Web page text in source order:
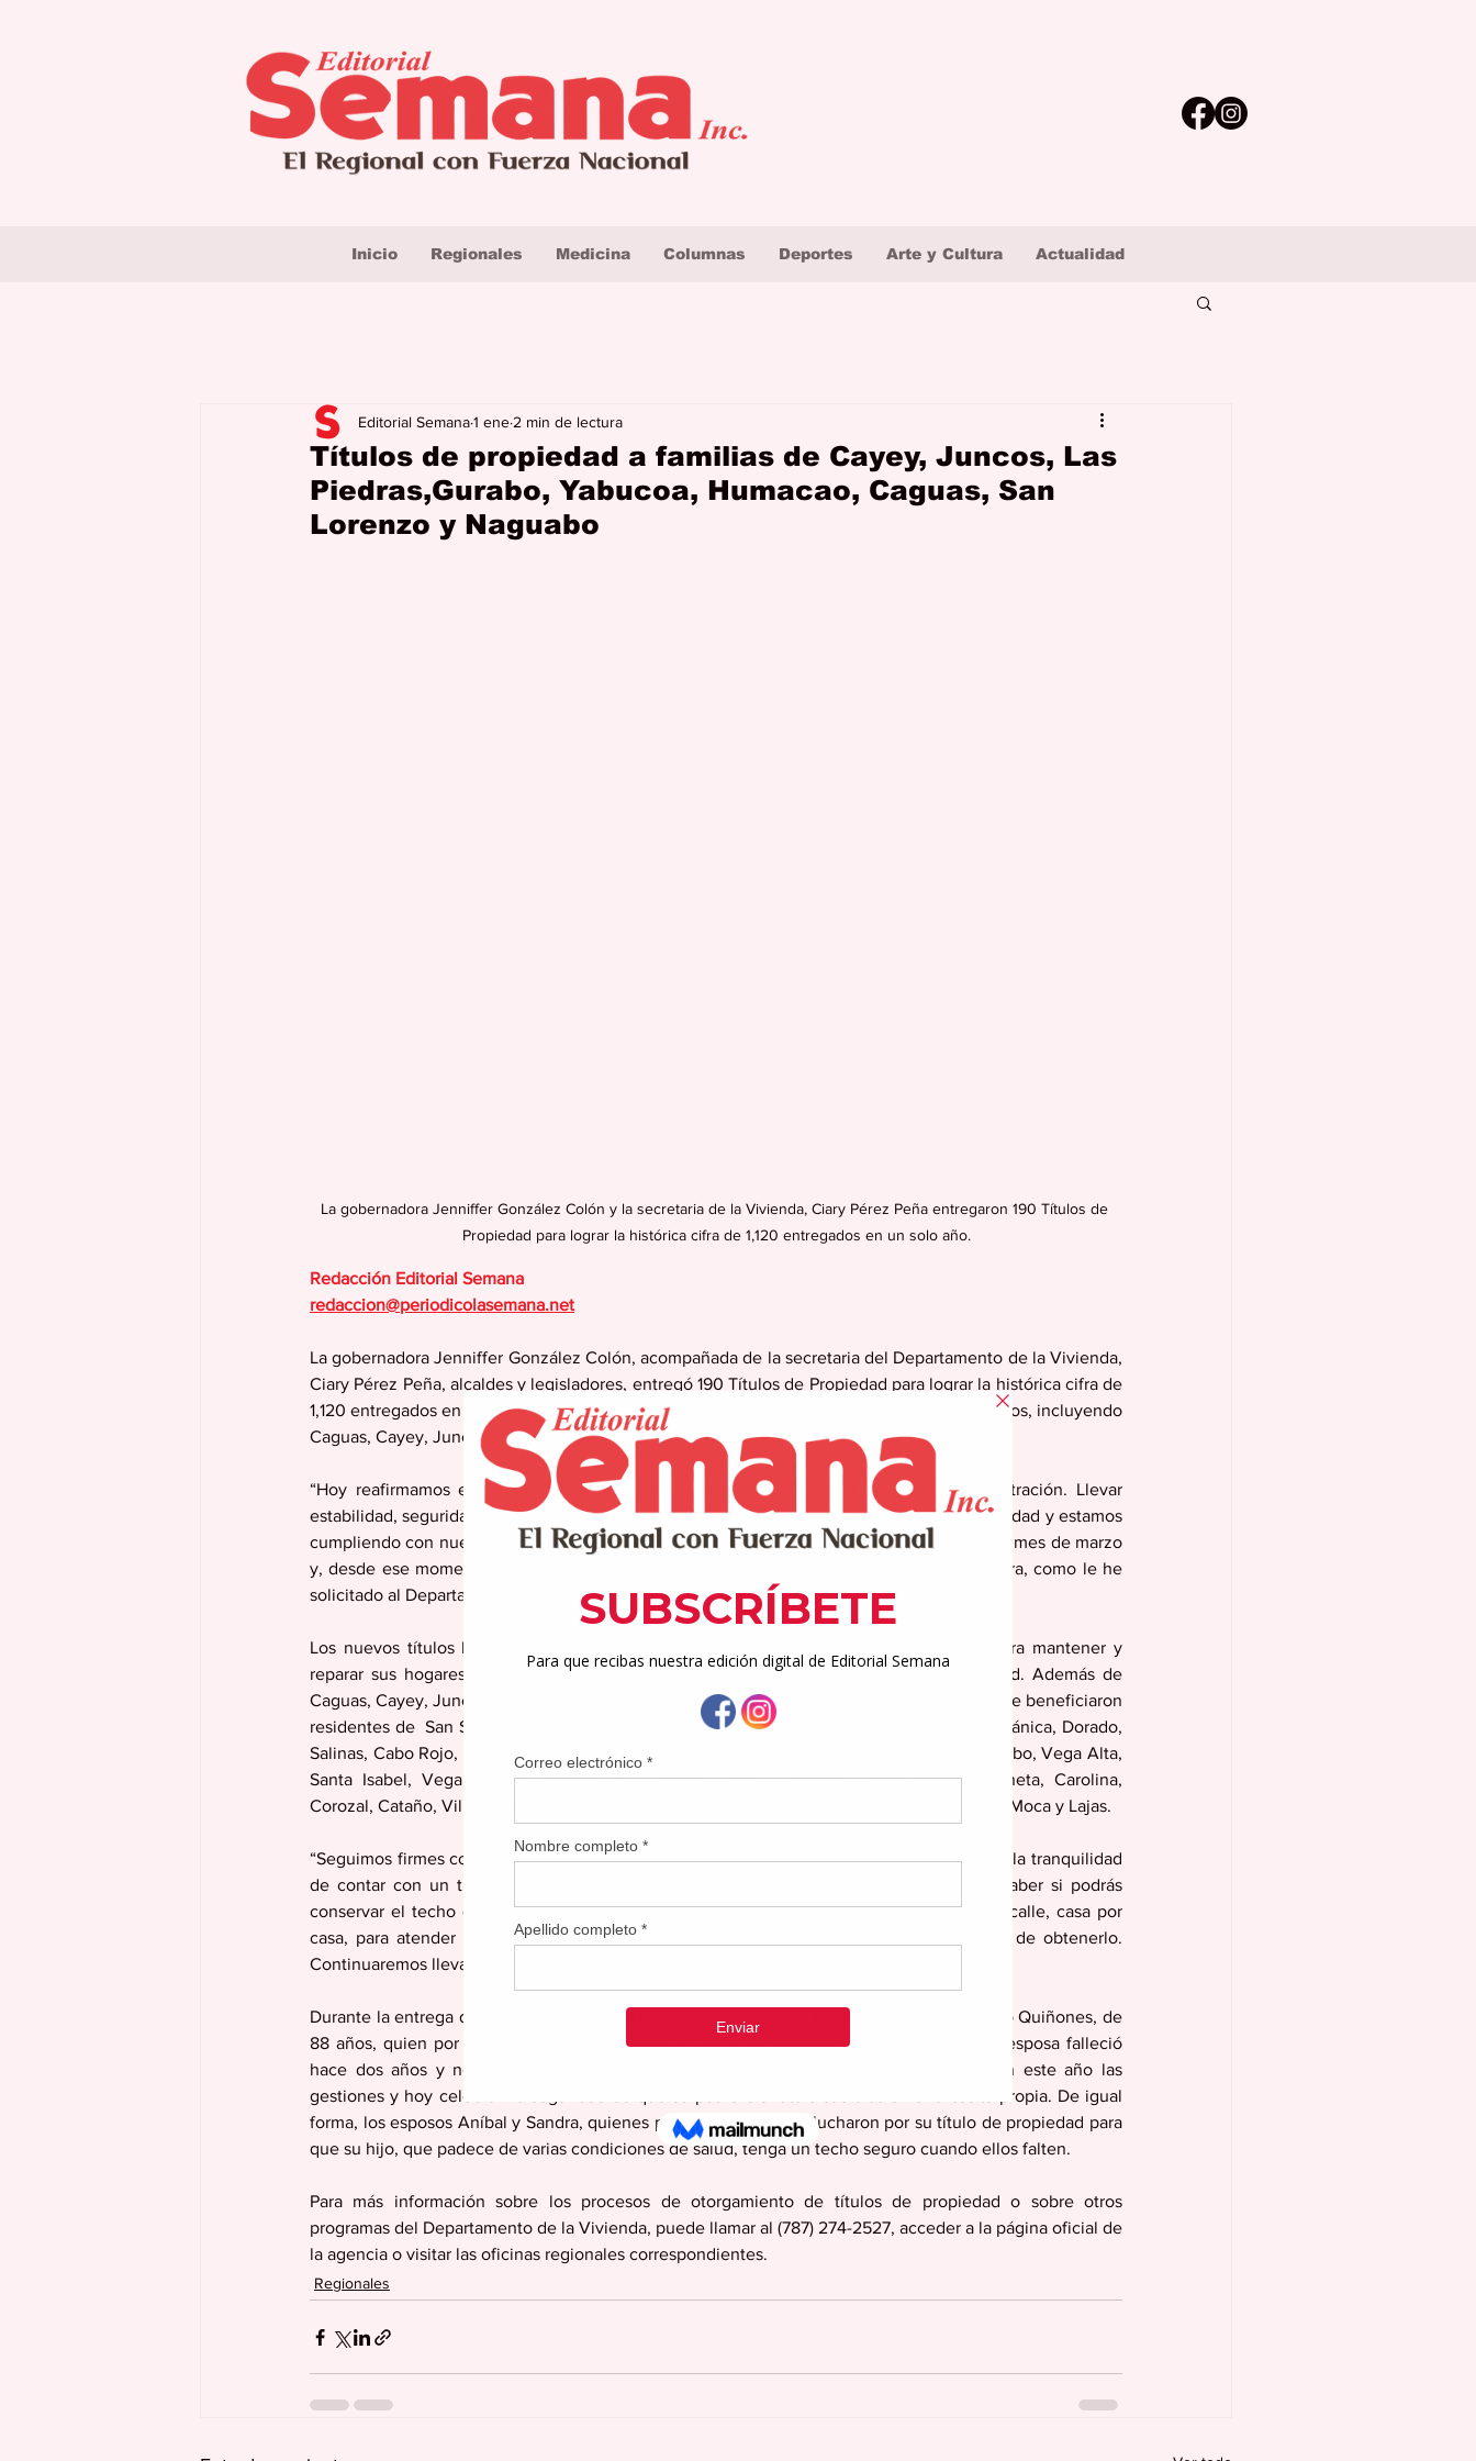
Inicio Regionales Medicina Columnas Deportes Arte y Cultura Actualidad
Títulos de propiedad a familias de Cayey, Juncos, Las
Piedras,Gurabo, Yabucoa, Humacao, Caguas, San
Lorenzo y Naguabo
Editorial Semana1 ene 2 min de lectura
La gobernadora Jenniffer González Colón y la secretaria de la Vivienda, Ciary Pérez Peña entregaron 190 Títulos de
Propiedad para lograr la histórica cifra de 1,120 entregados en un solo año.
Redacción Editorial Semana
redaccion@periodicolasemana.net
La gobernadora Jenniffer González Colón, acompañada de la secretaria del Departamento de la Vivienda,
Ciary Pérez Peña, alcaldes y legisladores, entregó 190 Títulos de Propiedad para lograr la histórica cifra de
1,120 entregados en un solo año. Se beneficiaron de esta entrega residentes de 51 municipios, incluyendo
Caguas, Cayey, Juncos, Gurabo, Yabucoa, Humacao, San Lorenzo, Naguabo y Las Piedras.
“Hoy reafirmamos el compromiso que presentamos desde el primer día de mi administración. Llevar
estabilidad, seguridad y justicia a las familias puertorriqueñas siempre ha sido nuestra prioridad y estamos
cumpliendo con nuestra gente. La primera entrega de Títulos de Propiedad se realizó en el mes de marzo
y, desde ese momento, se ha trabajado para atender cada caso con sensibilidad y premura, como le he
solicitado al Departamento de la Vivienda”, destacó la Gobernadora.
Los nuevos títulos benefician a ciudadanos que han enfrentado grandes dificultades para mantener y
reparar sus hogares, muchas veces sin acceso a ayudas formales por falta de titularidad. Además de
Caguas, Cayey, Juncos, Gurabo, Yabucoa, Humacao, San Lorenzo, Naguabo y Las Piedras, se beneficiaron
residentes de  San Sebastián, Toa Alta, Ponce, Toa Baja, Canóvanas, Loíza, Juana Díaz, Guánica, Dorado,
Salinas, Cabo Rojo, Guayama, Río Grande, Bayamón, Guayanilla, Camuy, Trujillo Alto, Arecibo, Vega Alta,
Santa Isabel, Vega Baja, Patillas, Maunabo, Utuado, Manatí, Culebra, Ciales, Barceloneta, Carolina,
Corozal, Cataño, Villalba, Arroyo, Sabana Grande, Adjuntas, San Juan, Vieques, Mayagüez, Moca y Lajas.
“Seguimos firmes con la meta de seguir agilizando procesos para que más familias tengan la tranquilidad
de contar con un título de propiedad. No hay nada peor que la incertidumbre de no saber si podrás
conservar el techo que levantas para tu familia. Por eso, nuestro equipo continúa en la calle, casa por
casa, para atender los casos de primera mano y asistir a los ciudadanos en el proceso de obtenerlo.
Continuaremos llevando esta misión a cada rincón de Puerto Rico”, expresó la secretaria.
Durante la entrega de títulos se resaltaron los casos de personas como Don Urbano Mulero Quiñones, de
88 años, quien por cinco décadas esperó por su título de propiedad. En el proceso, su esposa falleció
hace dos años y no pudo ver cumplido su sueño. Las hijas de Don Urbano retomaron este año las
gestiones y hoy celebran la seguridad de que su padre disfrutara sus días en una casita propia. De igual
forma, los esposos Aníbal y Sandra, quienes por más de 30 años lucharon por su título de propiedad para
que su hijo, que padece de varias condiciones de salud, tenga un techo seguro cuando ellos falten.
Para más información sobre los procesos de otorgamiento de títulos de propiedad o sobre otros
programas del Departamento de la Vivienda, puede llamar al (787) 274-2527, acceder a la página oficial de
la agencia o visitar las oficinas regionales correspondientes.
Regionales